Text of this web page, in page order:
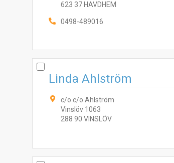
623 37 HAVDHEM
0498-489016
Linda Ahlström
c/o c/o Ahlström
Vinslöv 1063
288 90 VINSLÖV